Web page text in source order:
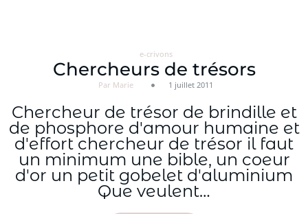
e-crivons
Chercheurs de trésors
Par Marie 1 juillet 2011
Chercheur de trésor de brindille et
de phosphore d'amour humaine et
d'effort chercheur de trésor il faut
un minimum une bible, un coeur
d'or un petit gobelet d'aluminium
Que veulent…